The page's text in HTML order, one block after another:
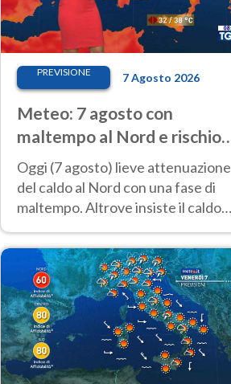
PREVISIONE 7 Agosto 2026
Meteo: 7 agosto con
maltempo al Nord e rischio
nubifragi. Altrove caldo
estremo
Oggi (7 agosto) lieve attenuazione
del caldo al Nord con una fase di
maltempo. Altrove insiste il caldo
previsioni